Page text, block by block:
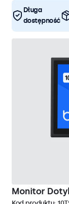
Długa
dostępność
Monitor